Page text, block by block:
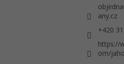
any.cz
+420
https://
om/